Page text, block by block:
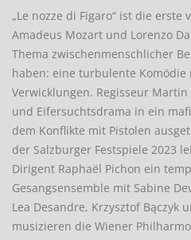
„Le nozze di Figaro“ ist die
Amadeus Mozart und Lorenzo
Thema zwischenmenschlicher
haben: eine turbulente Komödie
Verwicklungen. Regisseur
und Eifersuchtsdrama in ein
dem Konflikte mit Pistolen
der Salzburger Festspiele 2023
Dirigent Raphaël Pichon ein
Gesangsensemble mit Sabine
Lea Desandre, Krzysztof Bączyk
musizieren die Wiener